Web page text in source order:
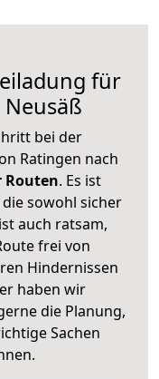
für
bei der
Ratingen nach
. Es ist
sowohl sicher
auch ratsam,
frei von
Hindernissen
haben wir
die Planung,
Sachen